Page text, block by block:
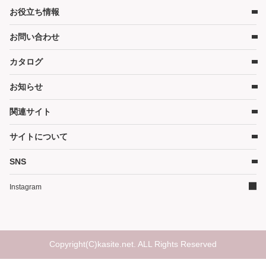
チャイルドシート
ハイローチェア・ベビーチェア
スケール・バス
お部屋・安全用品
暮らし用品
その他グッズ
ご家庭商品サイト
ランキング
レンタルの流れ
受取り方法と送料
在庫表示について
各種割引特典について
予約キャンセルについて
WEBクレジット決済について
よくあるご質問
サイトについて
お役立ち情報
キャンペーン
コラム
お問い合わせ
お問い合わせ
カタログ
カタログ請求
カタログPDF［2026年度版］（11MB）
お知らせ
かしてネッとからのお知らせ
関連サイト
ご家庭商品サイト
イベントかしてネッと
サイトについて
サイトマップ
SNS
Instagram
Copyright(C)kasite.net. ALL Rights Reserved